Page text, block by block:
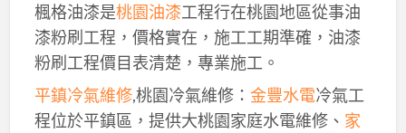
楓格油漆是桃園油漆工程行在桃園地區從事油
漆粉刷工程，價格實在，施工工期準確，油漆
粉刷工程價目表清楚，專業施工。
平鎮冷氣維修,桃園冷氣維修： 金豐水電冷氣工
程位於平鎮區，提供大桃園家庭水電維修、 家